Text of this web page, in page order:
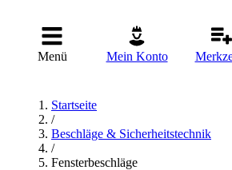
Menü Mein Konto
Startseite
/
Beschläge & Sicherheitstechnik
/
Fensterbeschläge